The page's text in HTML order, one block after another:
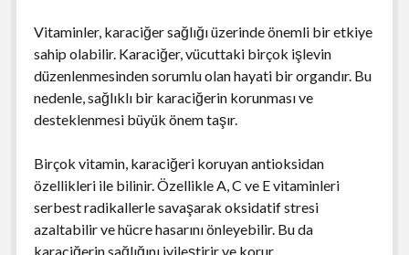
Vitaminler, karaciğer sağlığı üzerinde önemli bir etkiye
sahip olabilir. Karaciğer, vücuttaki birçok işlevin
düzenlenmesinden sorumlu olan hayati bir organdır. Bu
nedenle, sağlıklı bir karaciğerin korunması ve
desteklenmesi büyük önem taşır.
Birçok vitamin, karaciğeri koruyan antioksidan
özellikleri ile bilinir. Özellikle A, C ve E vitaminleri
serbest radikallerle savaşarak oksidatif stresi
azaltabilir ve hücre hasarını önleyebilir. Bu da
karaciğerin sağlığını iyileştirir ve korur.